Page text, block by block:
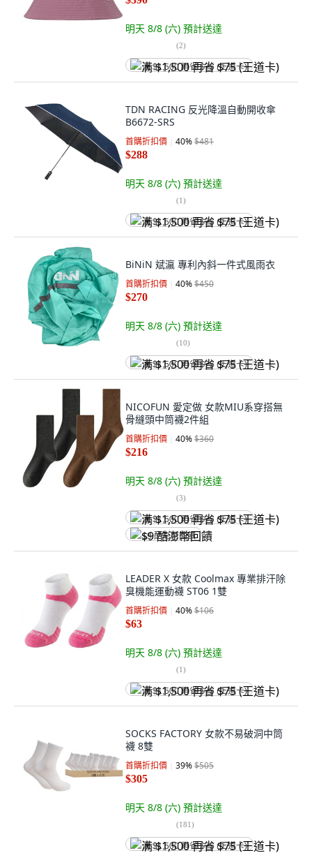
明天 8/8 (六) 預計送達
(2)
满 $1,500 再省 $75 (王道卡)
TDN RACING 反光降溫自動開收傘
B6672-SRS
首購折扣價 40%$481
$288
明天 8/8 (六) 預計送達
(1)
满 $1,500 再省 $75 (王道卡)
BiNiN 斌瀛 專利內斜一件式風雨衣
首購折扣價 40%$450
$270
明天 8/8 (六) 預計送達
(10)
满 $1,500 再省 $75 (王道卡)
NICOFUN 愛定做 女款MIU系穿搭無
骨縫頭中筒襪2件組
首購折扣價 40%$360
$216
明天 8/8 (六) 預計送達
(3)
满 $1,500 再省 $75 (王道卡)
$9 酷澎幣回饋
LEADER X 女款 Coolmax 專業排汗除
臭機能運動襪 ST06 1雙
首購折扣價 40%$106
$63
明天 8/8 (六) 預計送達
(1)
满 $1,500 再省 $75 (王道卡)
SOCKS FACTORY 女款不易破洞中筒
襪 8雙
首購折扣價 39%$505
$305
明天 8/8 (六) 預計送達
(181)
满 $1,500 再省 $75 (王道卡)